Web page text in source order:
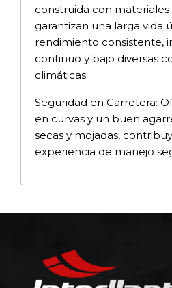
construida con
garantizan una larga vida
rendimiento consistente,
continuo y bajo diversas
climáticas.
Seguridad en Carretera:
en curvas y un buen
secas y mojadas,
experiencia de manejo